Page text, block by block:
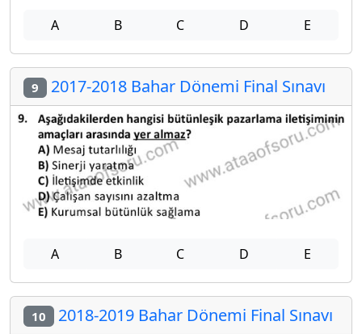
A B C D E
9 2017-2018 Bahar Dönemi Final Sınavı
A B C D E
10 2018-2019 Bahar Dönemi Final Sınavı